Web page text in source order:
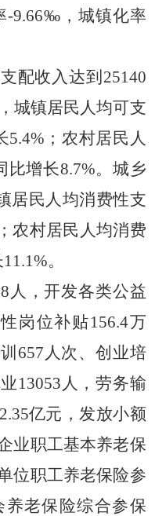
-9.66‰，城镇化率
配收入达到 25140
城镇居民人均可支
5.4%；农村居民人
比增长8.7%。城乡
居民人均消费性支
农村居民人均消费
。
人，开发各类公益
岗位补贴156.4万
657人次、创业培
13053人，劳务输
亿元，发放小额
业职工基本养老保
位职工养老保险参
养老保险综合参保